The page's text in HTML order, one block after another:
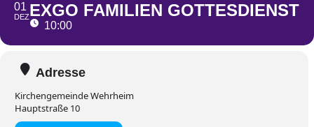
01
DEZEXGO FAMILIEN GOTTESDIENST
10:00
Adresse
Kirchengemeinde Wehrheim
Hauptstraße 10